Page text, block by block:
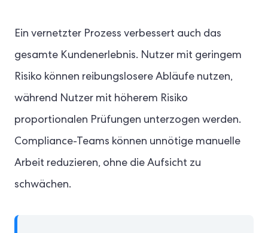
Ein vernetzter Prozess verbessert auch das
gesamte Kundenerlebnis. Nutzer mit geringem
Risiko können reibungslosere Abläufe nutzen,
während Nutzer mit höherem Risiko
proportionalen Prüfungen unterzogen werden.
Compliance-Teams können unnötige manuelle
Arbeit reduzieren, ohne die Aufsicht zu
schwächen.